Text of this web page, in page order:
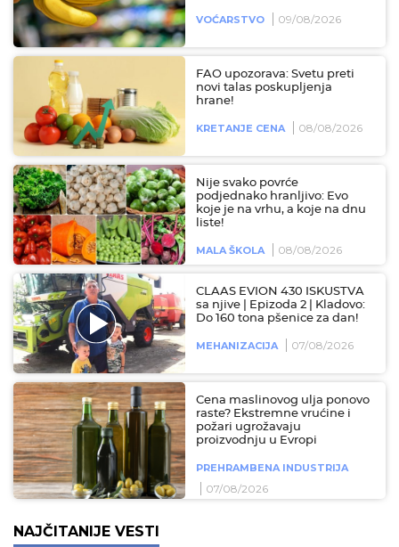
VOĆARSTVO 09/08/2026
FAO upozorava: Svetu preti
novi talas poskupljenja
hrane!
KRETANJE CENA 08/08/2026
Nije svako povrće
podjednako hranljivo: Evo
koje je na vrhu, a koje na dnu
liste!
MALA ŠKOLA 08/08/2026
CLAAS EVION 430 ISKUSTVA
sa njive | Epizoda 2 | Kladovo:
Do 160 tona pšenice za dan!
MEHANIZACIJA 07/08/2026
Cena maslinovog ulja ponovo
raste? Ekstremne vrućine i
požari ugrožavaju
proizvodnju u Evropi
PREHRAMBENA INDUSTRIJA
07/08/2026
NAJČITANIJE VESTI